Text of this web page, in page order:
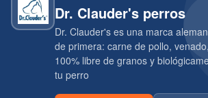
Dr. Clauder's perros
Dr. Clauder's es una marca
de primera: carne de pollo,
100% libre de granos y
tu perro